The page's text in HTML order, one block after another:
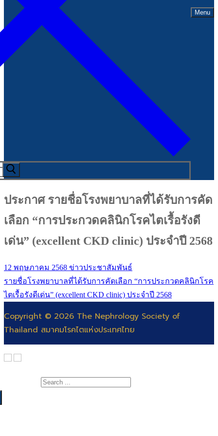
Menu
ประกาศ รายชื่อโรงพยาบาลที่ได้รับการคัด
เลือก “การประกวดคลินิกโรคไตเรื้อรังดี
เด่น” (excellent CKD clinic) ประจำปี 2568
12 พฤษภาคม 2568 ข่าวประชาสัมพันธ์
รายชื่อโรงพยาบาลที่ได้รับการคัดเลือก “การประกวดคลินิกโรค
ไตเรื้อรังดีเด่น” (excellent CKD clinic) ประจำปี 2568
Copyright © 2026 The Nephrology Society of
Thailand สมาคมโรคไตแห่งประเทศไทย